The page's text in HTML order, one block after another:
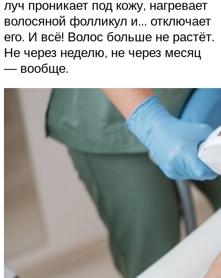
луч проникает под кожу, нагревает
волосяной фолликул и… отключает
его. И всё! Волос больше не растёт.
Не через неделю, не через месяц
— вообще.